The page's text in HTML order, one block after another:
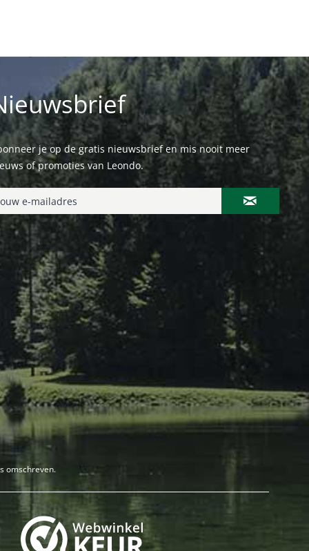
je op de gratis nieuwsbrief en mis nooit meer
of promoties van Leondo.
omschreven.